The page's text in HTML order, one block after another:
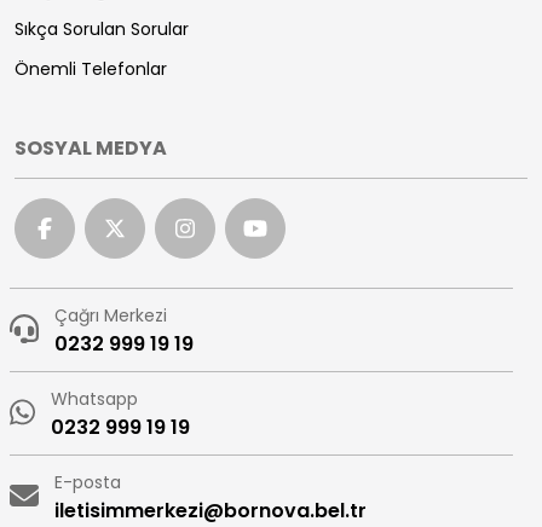
Sıkça Sorulan Sorular
Önemli Telefonlar
SOSYAL MEDYA
Çağrı Merkezi
0232 999 19 19
Whatsapp
0232 999 19 19
E-posta
iletisimmerkezi@bornova.bel.tr